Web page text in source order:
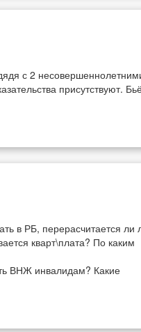
с 2
присутствуют.
в РБ, перерасчитается ли
кварт\плата? По каким
ВНЖ инвалидам? Какие